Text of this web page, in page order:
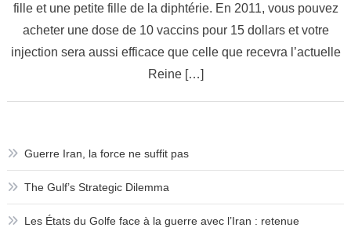
d’optimisme
:
contrairement
vie,
dans
fille et une petite fille de la diphtérie. En 2011, vous pouvez
acheter une dose de 10 vaccins pour 15 dollars et votre
injection sera aussi efficace que celle que recevra l’actuelle
Reine […]
Guerre Iran, la force ne suffit pas
The Gulf’s Strategic Dilemma
Les États du Golfe face à la guerre avec l’Iran : retenue